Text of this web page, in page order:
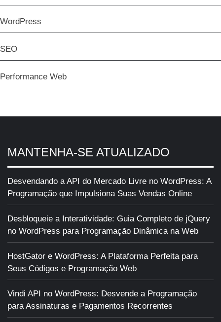
WordPress
SEO
Performance Web
MANTENHA-SE ATUALIZADO
Desvendando a API do Mercado Livre no WordPress: A
Programação que Impulsiona Suas Vendas Online
Desbloqueie a Interatividade: Guia Completo de jQuery
no WordPress para Programação Dinâmica na Web
HostGator e WordPress: A Plataforma Perfeita para
Seus Códigos e Programação Web
Vindi API no WordPress: Desvende a Programação
para Assinaturas e Pagamentos Recorrentes